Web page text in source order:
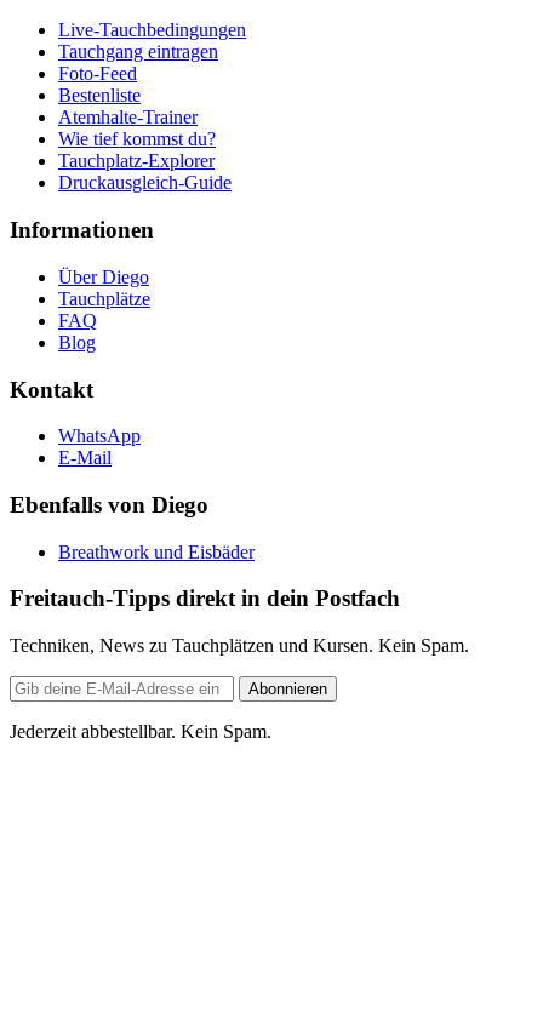
Live-Tauchbedingungen
Tauchgang eintragen
Foto-Feed
Bestenliste
Atemhalte-Trainer
Wie tief kommst du?
Tauchplatz-Explorer
Druckausgleich-Guide
Informationen
Über Diego
Tauchplätze
FAQ
Blog
Kontakt
WhatsApp
E-Mail
Ebenfalls von Diego
Breathwork und Eisbäder
Freitauch-Tipps direkt in dein Postfach
Techniken, News zu Tauchplätzen und Kursen. Kein Spam.
E-
Mail-
Adresse
Abonnieren
Jederzeit abbestellbar. Kein Spam.